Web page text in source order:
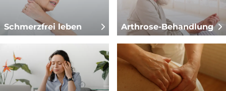
Schmerzfrei leben Arthrose-Behandlung